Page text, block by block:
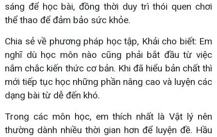
sáng để học bài, đồng thời duy trì thói quen chơi
thể thao để đảm bảo sức khỏe.
Chia sẻ về phương pháp học tập, Khải cho biết: Em
nghĩ dù học môn nào cũng phải bắt đầu từ việc
nắm chắc kiến thức cơ bản. Khi đã hiểu bản chất thì
mới tiếp tục học những phần nâng cao và luyện các
dạng bài từ dễ đến khó.
Trong các môn học, em thích nhất là Vật lý nên
thường dành nhiều thời gian hơn để luyện đề. Hầu